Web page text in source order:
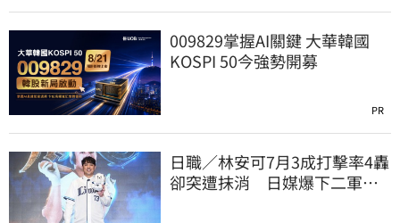
009829掌握AI關鍵 大華韓國
KOSPI 50今強勢開募
PR
日職／林安可7月3成打擊率4轟
卻突遭抹消 日媒爆下二軍背